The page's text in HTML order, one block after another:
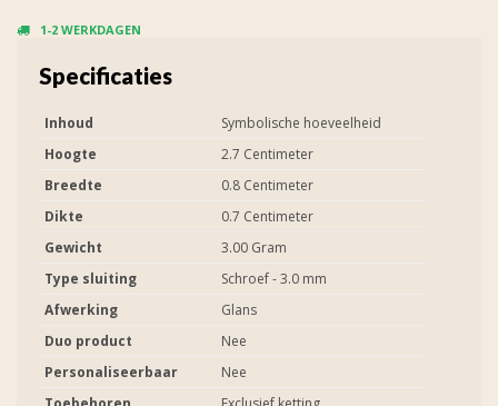
1-2 WERKDAGEN
Specificaties
Inhoud
Symbolische hoeveelheid
Hoogte
2.7 Centimeter
Breedte
0.8 Centimeter
Dikte
0.7 Centimeter
Gewicht
3.00 Gram
Type sluiting
Schroef - 3.0 mm
Afwerking
Glans
Duo product
Nee
Personaliseerbaar
Nee